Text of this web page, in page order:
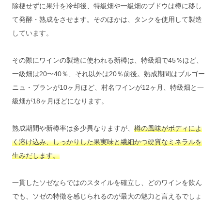
除梗せずに果汁を冷却後、特級畑や一級畑のブドウは樽に移し
て発酵・熟成をさせます。そのほかは、タンクを使用して製造
しています。
その際にワインの製造に使われる新樽は、特級畑で45％ほど、
一級畑は20〜40％、それ以外は20％前後。熟成期間はブルゴー
ニュ・ブランが10ヶ月ほど、村名ワインが12ヶ月、特級畑と一
級畑が18ヶ月ほどになります。
熟成期間や新樽率は多少異なりますが、 樽の風味がボディによ
く溶け込み、しっかりした果実味と繊細かつ硬質なミネラルを
生みだします。
一貫したソゼならではのスタイルを確立し、どのワインを飲ん
でも、ソゼの特徴を感じられるのが最大の魅力と言えるでしょ